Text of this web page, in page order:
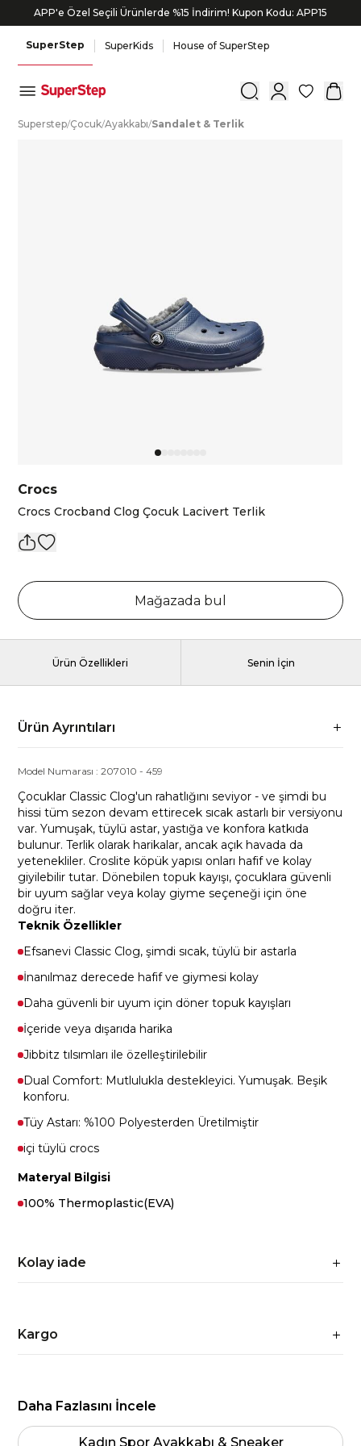
APP'e Özel Seçili Ürünlerde %15 İndirim! Kupon Kodu: APP15
Bonus kartlara özel vade farksız taksit seçenekleri!
SuperStep
SuperKids House of SuperStep
0
Superstep/Çocuk/Ayakkabı/Sandalet & Terlik
Crocs
Crocs Crocband Clog Çocuk Lacivert Terlik
Mağazada bul
Ürün Özellikleri Senin İçin
Ürün Ayrıntıları
Model Numarası :207010 -459
Çocuklar Classic Clog'un rahatlığını seviyor - ve şimdi bu
hissi tüm sezon devam ettirecek sıcak astarlı bir versiyonu
var. Yumuşak, tüylü astar, yastığa ve konfora katkıda
bulunur. Terlik olarak harikalar, ancak açık havada da
yetenekliler. Croslite köpük yapısı onları hafif ve kolay
giyilebilir tutar. Dönebilen topuk kayışı, çocuklara güvenli
bir uyum sağlar veya kolay giyme seçeneği için öne
doğru iter.
Teknik Özellikler
Efsanevi Classic Clog, şimdi sıcak, tüylü bir astarla
İnanılmaz derecede hafif ve giymesi kolay
Daha güvenli bir uyum için döner topuk kayışları
İçeride veya dışarıda harika
Jibbitz tılsımları ile özelleştirilebilir
Dual Comfort: Mutlulukla destekleyici. Yumuşak. Beşik
konforu.
Tüy Astarı: %100 Polyesterden Üretilmiştir
içi tüylü crocs
Materyal Bilgisi
100% Thermoplastic(EVA)
Kolay iade
Kargo
Daha Fazlasını İncele
Kadın Spor Ayakkabı & Sneaker